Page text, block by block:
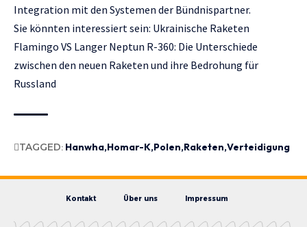
Integration mit den Systemen der Bündnispartner.
Sie könnten interessiert sein: Ukrainische Raketen
Flamingo VS Langer Neptun R-360: Die Unterschiede
zwischen den neuen Raketen und ihre Bedrohung für
Russland
TAGGED: Hanwha Homar-K Polen Raketen Verteidigung
Kontakt Über uns Impressum